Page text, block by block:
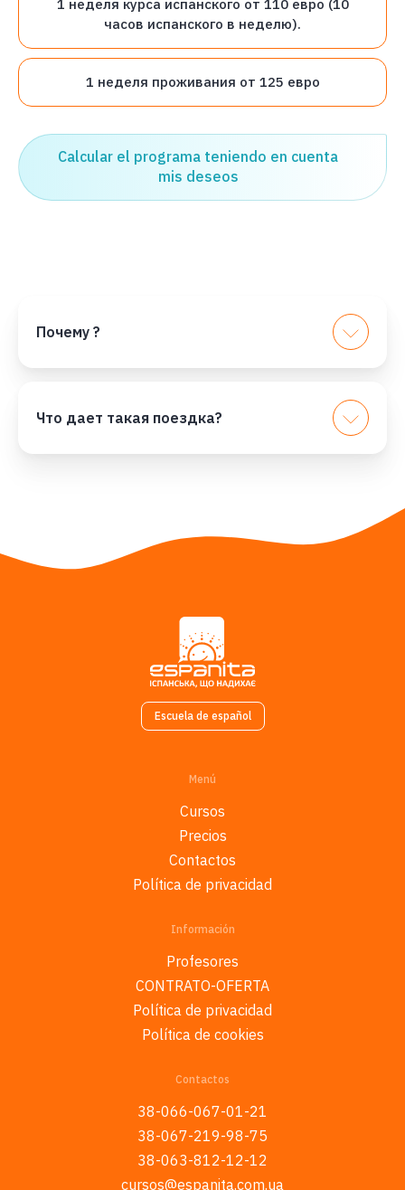
1 неделя курса испанского от 110 евро (10
часов испанского в неделю).
1 неделя проживания от 125 евро
Calcular el programa teniendo en cuenta
mis deseos
Почему ?
Что дает такая поездка?
Escuela de español
Menú
Cursos
Precios
Contactos
Política de privacidad
Información
Profesores
CONTRATO-OFERTA
Política de privacidad
Política de cookies
Contactos
38-066-067-01-21
38-067-219-98-75
38-063-812-12-12
cursos@espanita.com.ua